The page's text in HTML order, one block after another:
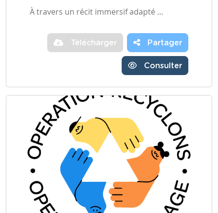
À travers un récit immersif adapté …
Télécharger Partager
Consulter